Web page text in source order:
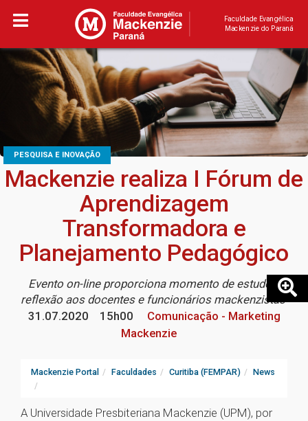
Faculdade Evangélica
Mackenzie do Paraná
PESQUISA E INOVAÇÃO
Mackenzie realiza I Fórum de
Aprendizagem
Transformadora e
Planejamento Pedagógico
Evento on-line proporciona momento de estudo e
reflexão aos docentes e funcionários mackenzistas
31.07.2020
15h00
Comunicação - Marketing
Mackenzie
Mackenzie Portal Faculdades Curitiba (FEMPAR) News
A Universidade Presbiteriana Mackenzie (UPM), por